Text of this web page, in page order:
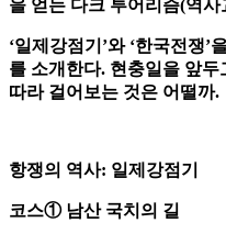
을 얻는 다크 투어리즘(역사
‘일제강점기’와 ‘한국전쟁
를 소개한다. 현충일을 앞
따라 걸어보는 것은 어떨까.
항쟁의 역사: 일제강점기
코스① 남산 국치의 길